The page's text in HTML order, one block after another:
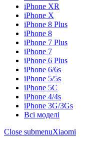
iPhone XR
iPhone X
iPhone 8 Plus
iPhone 8
iPhone 7 Plus
iPhone 7
iPhone 6 Plus
iPhone 6/6s
iPhone 5/5s
iPhone 5C
iPhone 4/4s
iPhone 3G/3Gs
Всі моделі
Close submenuXiaomi